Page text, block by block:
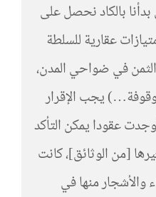
بالكاد نحصل على
عقارية للسلطة
في ضواحي المدن،
يجب الإقرار
عقودا يمكن التأكد
[من الوثائق]، كانت
والأشجار منها في